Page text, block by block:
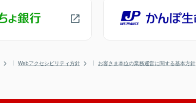
Webアクセシビリティ方針 お客さま本位の業務運営に関する基本方針